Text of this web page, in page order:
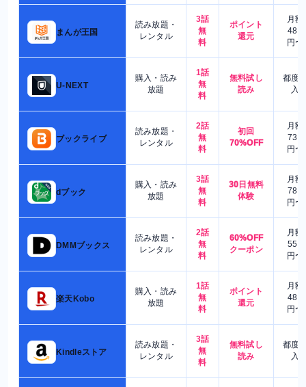
まんが王国
読み放題・
レンタル
3話
無
料
ポイント
還元
月額
480
円〜
U-NEXT
購入・読み
放題
1話
無
料
無料試し
読み
都度
入
ブックライブ
読み放題・
レンタル
2話
無
料
初回
70%OFF
月額
730
円〜
dブック
購入・読み
放題
3話
無
料
30日無料
体験
月額
780
円〜
DMMブックス
読み放題・
レンタル
2話
無
料
60%OFF
クーポン
月額
550
円〜
楽天Kobo
購入・読み
放題
1話
無
料
ポイント
還元
月額
480
円〜
Kindleストア
読み放題・
レンタル
3話
無
料
無料試し
読み
都度
入